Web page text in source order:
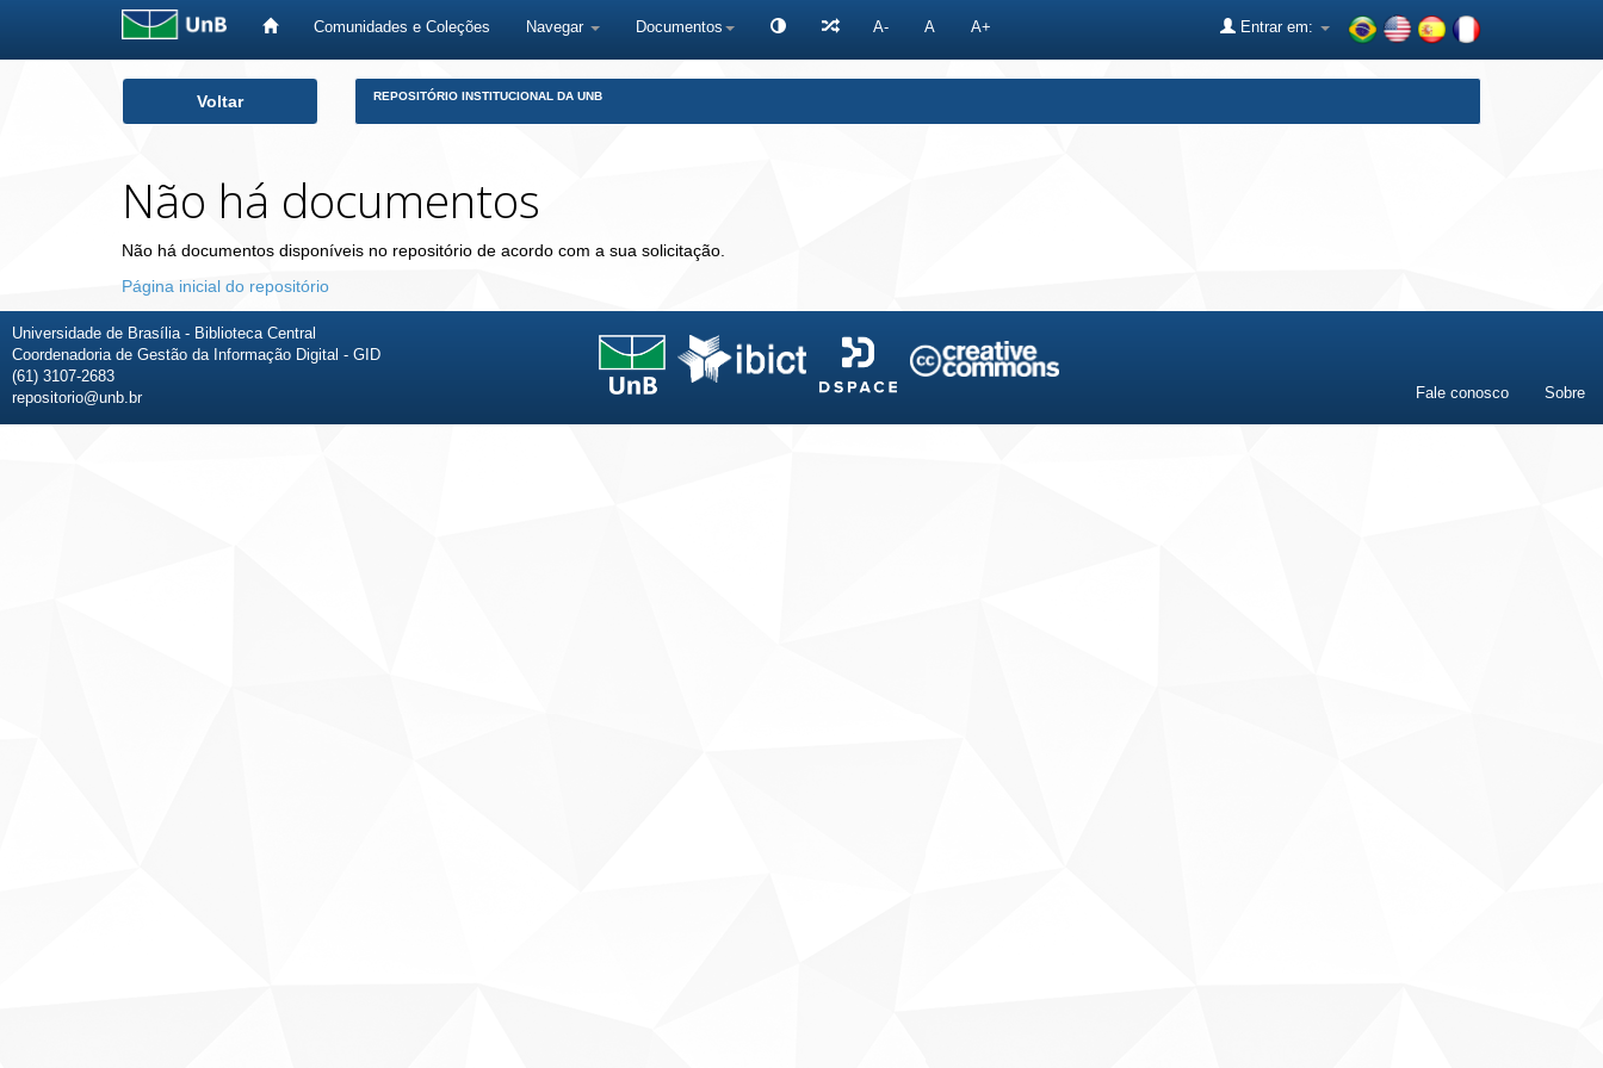
Comunidades e Coleções Navegar Documentos A- A A+ Entrar em:
Voltar REPOSITÓRIO INSTITUCIONAL DA UNB
Não há documentos
Não há documentos disponíveis no repositório de acordo com a sua solicitação.
Página inicial do repositório
Universidade de Brasília - Biblioteca Central
Coordenadoria de Gestão da Informação Digital - GID
(61) 3107-2683
repositorio@unb.br
Fale conosco Sobre